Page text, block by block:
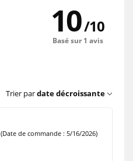
10/10
Basé sur 1 avis
Trier pardate décroissante
(Date de commande : 5/16/2026)